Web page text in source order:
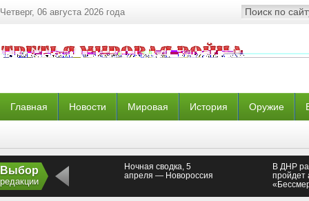
Четверг, 06 августа 2026 года
Главная Новости Мировая История Оружие
Выбор
редакции
Ночная сводка, 5
апреля — Новороссия
В ДНР
пройдет